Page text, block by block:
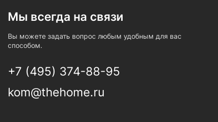
Мы всегда на связи
Вы можете задать вопрос любым удобным для вас
способом.
+7 (495) 374-88-95
kom@thehome.ru